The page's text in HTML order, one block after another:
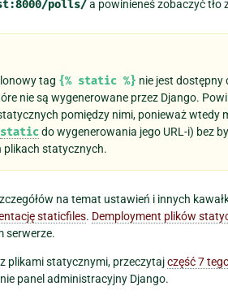
polls/a powinieneś zobaczyć tło
tag {% static %} nie jest
nie są wygenerowane przez Django.
pomiędzy nimi, ponieważ wtedy
staticdo wygenerowania jego URL-i) bez
plikach statycznych.
na temat ustawień i innych
staticfiles. Demployment plików
serwerze.
plikami statycznymi, przeczytajczęść 7
panel administracyjny Django.